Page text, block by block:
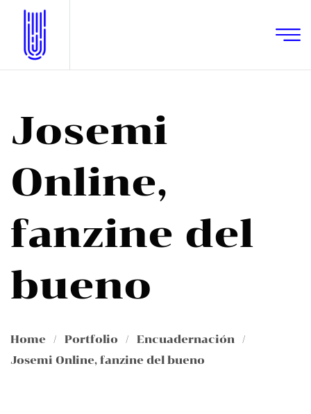
Josemi
Online,
fanzine del
bueno
Home / Portfolio / Encuadernación
/
Josemi Online, fanzine del bueno